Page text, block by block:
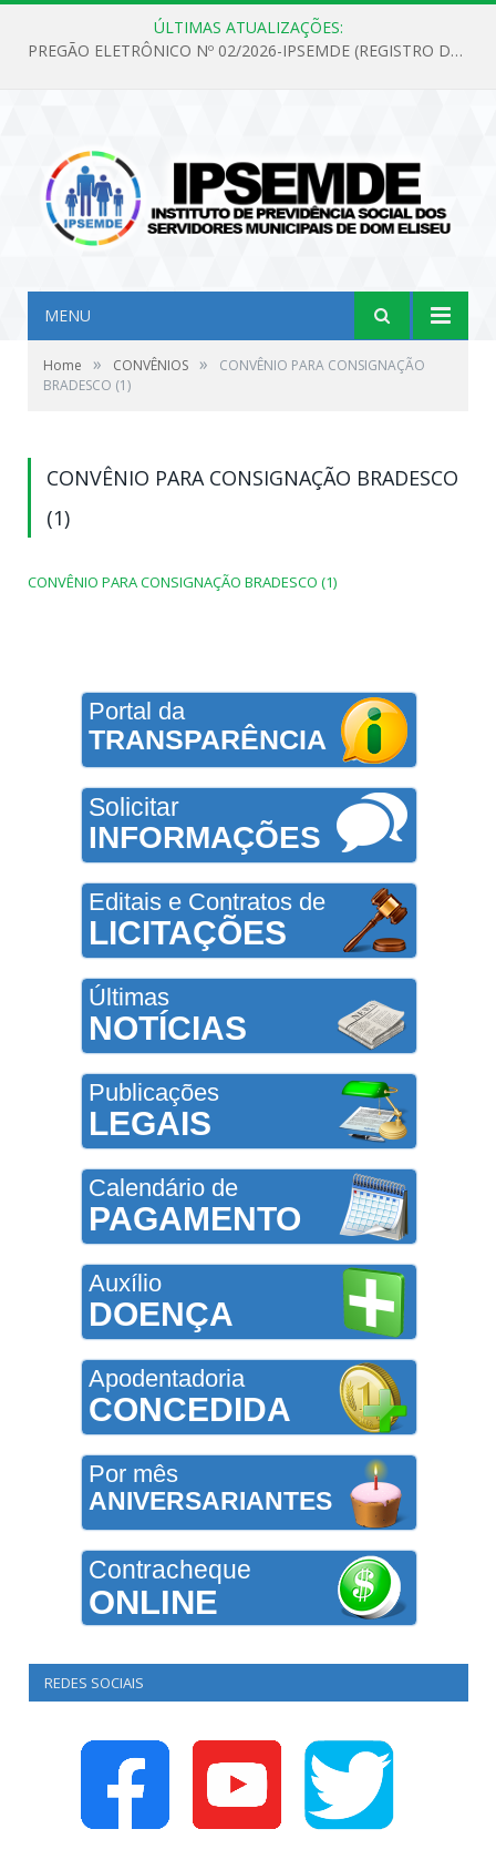
ÚLTIMAS ATUALIZAÇÕES:
PREGÃO ELETRÔNICO Nº 02/2026-IPSEMDE (REGISTRO DE PREÇOS PARA FUTURA E EVENTUAL AQUISIÇÃO DE MATERIAL DE LIMPEZA E GÊNEROS ALIMENTÍCIOS PARA ATENDER AS NECESSIDADES DO INSTITUTO DE PREVIDÊNCIA SOCIAL DOS SERVIDORES MUNICIPAIS DE DOM ELISEU.)
MENU
Home » CONVÊNIOS »
CONVÊNIO PARA CONSIGNAÇÃO
BRADESCO (1)
CONVÊNIO PARA CONSIGNAÇÃO BRADESCO
(1)
CONVÊNIO PARA CONSIGNAÇÃO BRADESCO (1)
Portal da
TRANSPARÊNCIA
Solicitar
INFORMAÇÕES
Editais e Contratos de
LICITAÇÕES
Últimas
NOTÍCIAS
Publicações
LEGAIS
Calendário de
PAGAMENTO
Auxílio
DOENÇA
Apodentadoria
CONCEDIDA
Por mês
ANIVERSARIANTES
Contracheque
ONLINE
REDES SOCIAIS